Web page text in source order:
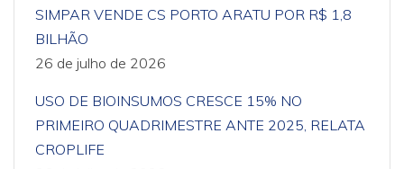
SIMPAR VENDE CS PORTO ARATU POR R$ 1,8
BILHÃO
26 de julho de 2026
USO DE BIOINSUMOS CRESCE 15% NO
PRIMEIRO QUADRIMESTRE ANTE 2025, RELATA
CROPLIFE